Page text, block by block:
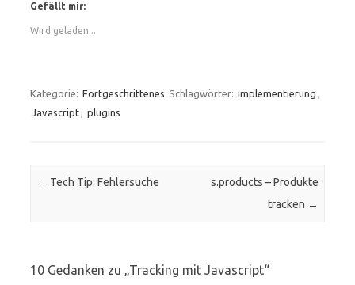
Gefällt mir:
Wird geladen...
Kategorie: Fortgeschrittenes Schlagwörter: implementierung ,
Javascript, plugins
Beitrags-Navigation
← Tech Tip: Fehlersuche
s.products – Produkte
tracken →
10 Gedanken zu „Tracking mit Javascript“